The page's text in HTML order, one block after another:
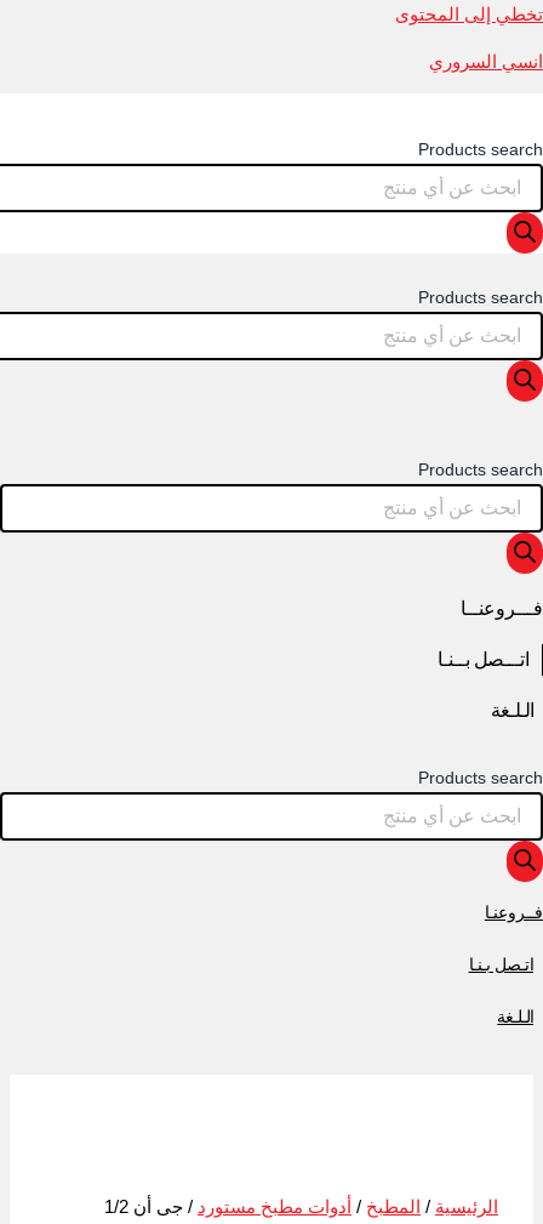
تخطي إلى المحتوى
انسي السروري
Products search
Products search
Products search
فـــروعنــا
اتـــصل بــنـا
الـلـغة
Products search
فــروعنـا
اتـصل بـنـا
الـلـغة
الرئيسية / المطبخ / أدوات مطبخ مستورد
/ جى أن 1/2